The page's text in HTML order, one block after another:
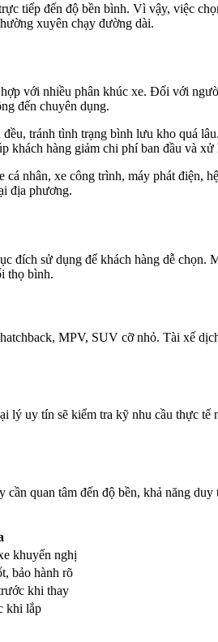
tiếp đến độ bền bình. Vì vậy, việc
xuyên chạy đường dài.
với nhiều phân khúc xe. Đối với
đến chuyên dụng.
tránh tình trạng bình lưu kho quá
hàng giảm chi phí ban đầu và
nhân, xe công trình, máy phát điện,
địa phương.
đích sử dụng để khách hàng dễ
thọ bình.
MPV, SUV cỡ nhỏ. Tài xế
uy tín sẽ kiểm tra kỹ nhu cầu thực tế
quan tâm đến độ bền, khả năng
khuyến nghị
bảo hành rõ
khi thay
khi lắp